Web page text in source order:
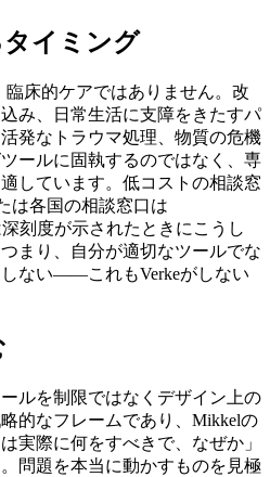
イミング
臨床的ケアではありません。改
み、日常生活に支障をきたすパ
発なトラウマ処理、物質の危機
ールに固執するのではなく、専
しています。低コストの相談窓
は各国の相談窓口は
刻度が示されたときにこうし
まり、自分が適切なツールでな
ない——これもVerkeがしない
ルを制限ではなくデザイン上の
的なフレームであり、Mikkelの
実際に何をすべきで、なぜか」
問題を本当に動かすものを見極